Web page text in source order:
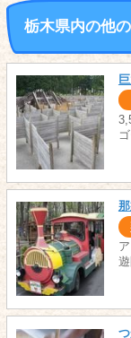
栃木県内の他